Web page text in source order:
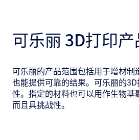
可乐丽 3D打印
可乐丽的产品范围包括用于增材
也能提供可靠的结果。可乐丽的
性。指定的材料也可以用作生物
而且具挑战性。